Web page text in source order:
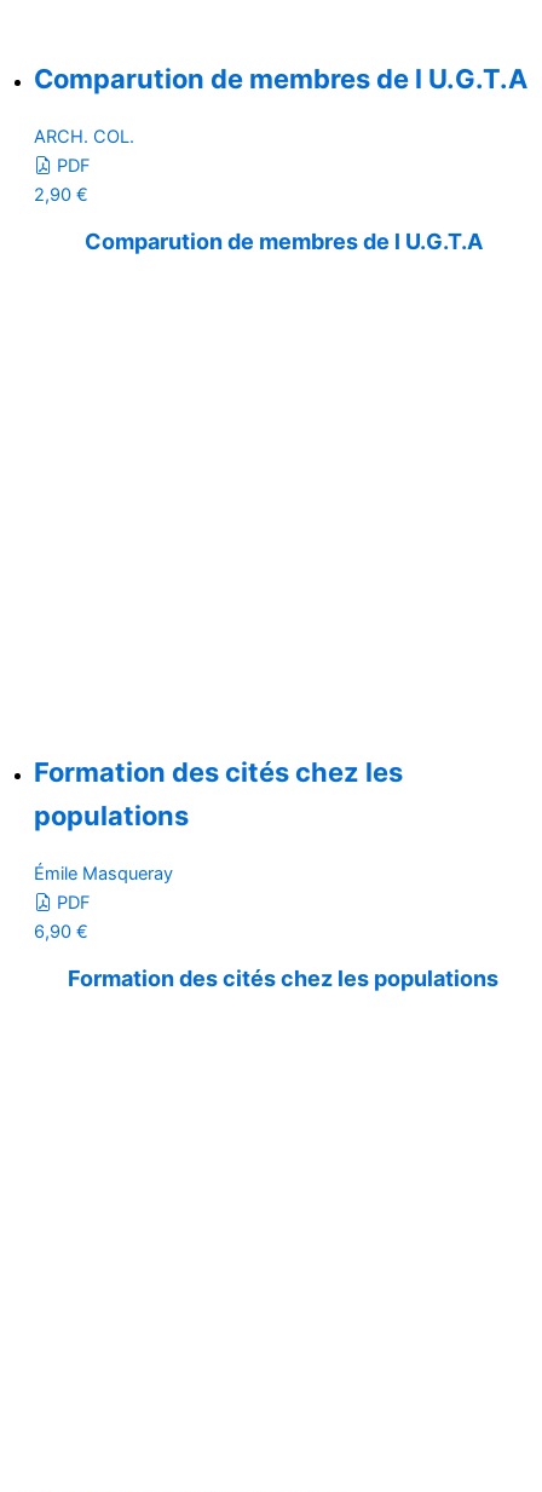
Comparution de membres de l U.G.T.A
ARCH. COL.
PDF
2,90 €
Comparution de membres de l U.G.T.A
Formation des cités chez les
populations
Émile Masqueray
PDF
6,90 €
Formation des cités chez les populations